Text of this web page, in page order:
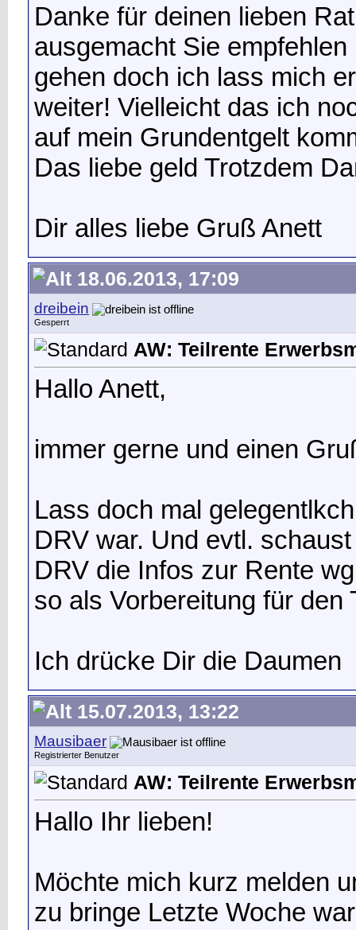
Danke für deinen lieben
ausgemacht Sie
gehen doch ich lass mich
weiter! Vielleicht das ich
auf mein Grundentgelt
Das liebe geld Trotzdem
Dir alles liebe Gruß Anett
18.06.2013, 17:09
dreibein
Gesperrt
AW: Teilrente
Hallo Anett,
immer gerne und einen
Lass doch mal
DRV war. Und evtl.
DRV die Infos zur Rente
so als Vorbereitung für den
Ich drücke Dir die Daumen
15.07.2013, 13:22
Mausibaer
Registrierter Benutzer
AW: Teilrente
Hallo Ihr lieben!
Möchte mich kurz melden
zu bringe Letzte Woche